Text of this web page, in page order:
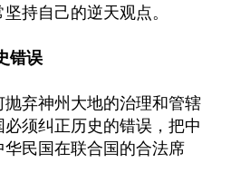
持自己的逆天观点。
错误
弃神州大地的治理和管辖
须纠正历史的错误，把中
民国在联合国的合法席